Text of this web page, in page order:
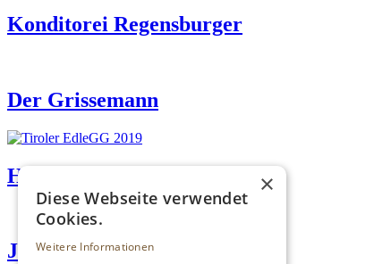
Konditorei Regensburger
Der Grissemann
Haag’s Schoko-Laden
JP-Feindestillerie Kössler
×
Diese Webseite verwendet
Cookies.
Weitere Informationen